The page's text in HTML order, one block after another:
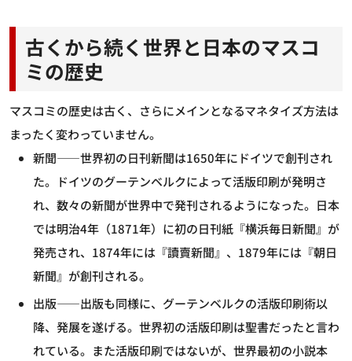
古くから続く世界と日本のマスコ
ミの歴史
マスコミの歴史は古く、さらにメインとなるマネタイズ方法は
まったく変わっていません。
新聞――世界初の日刊新聞は1650年にドイツで創刊され
た。ドイツのグーテンベルクによって活版印刷が発明さ
れ、数々の新聞が世界中で発刊されるようになった。日本
では明治4年（1871年）に初の日刊紙『横浜毎日新聞』が
発売され、1874年には『讀賣新聞』、1879年には『朝日
新聞』が創刊される。
出版――出版も同様に、グーテンベルクの活版印刷術以
降、発展を遂げる。世界初の活版印刷は聖書だったと言わ
れている。また活版印刷ではないが、世界最初の小説本